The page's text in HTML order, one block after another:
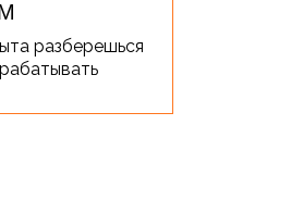
разберешься